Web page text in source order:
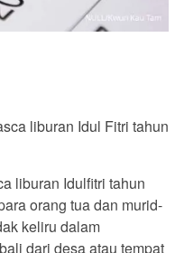
liburan Idul Fitri tahun
liburan Idulfitri tahun
orang tua dan murid-
keliru dalam
dari desa atau tempat